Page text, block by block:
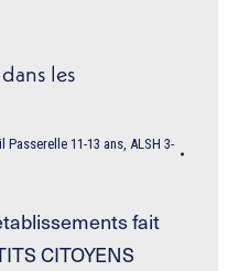
les
Passerelle 11-13 ans, ALSH 3-
fait
CITOYENS